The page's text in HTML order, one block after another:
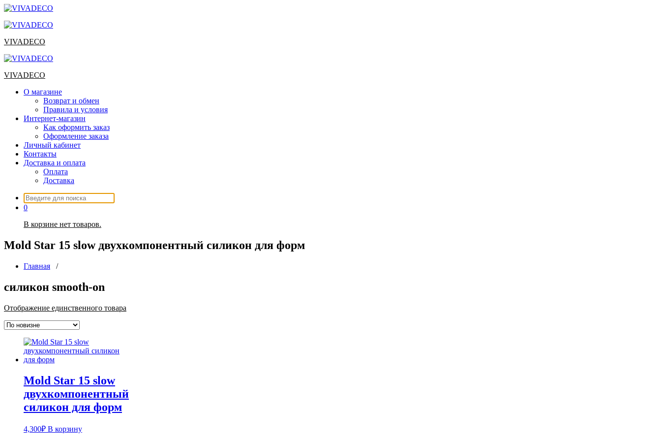
Перейти
содержимому
VIVADECO
VIVADECO
О магазине
Возврат и обмен
Правила и условия
Интернет-магазин
Как оформить заказ
Оформление заказа
Личный кабинет
Контакты
Доставка и оплата
Оплата
Доставка
Искать:
0
В корзине нет товаров.
Mold Star 15 slow двухкомпонентный силикон для форм
Главная /
силикон smooth-on
Отображение единственного товара
Mold Star 15 slow
двухкомпонентный
силикон для форм
4,300₽ В корзину